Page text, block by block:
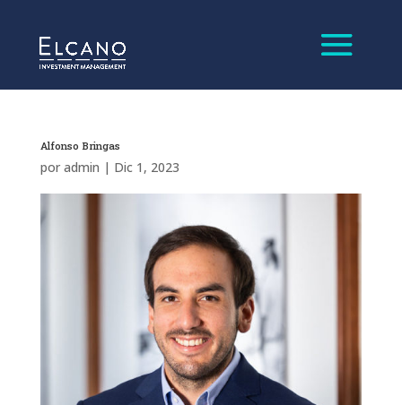
Alfonso Bringas
por admin | Dic 1, 2023